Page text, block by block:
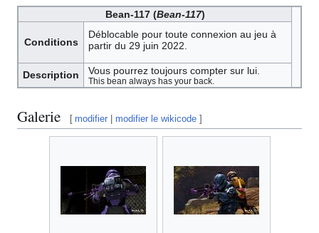
Bean-117 (Bean-117)
Conditions
Déblocable pour toute connexion au jeu à
partir du 29 juin 2022.
Description Vous pourrez toujours compter sur lui.
This bean always has your back.
Galerie [ modifier |modifier le wikicode ]